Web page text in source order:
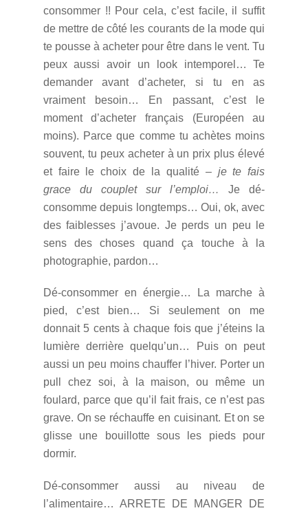
consommer !! Pour cela, c’est facile, il suffit
de mettre de côté les courants de la mode qui
te pousse à acheter pour être dans le vent. Tu
peux aussi avoir un look intemporel… Te
demander avant d’acheter, si tu en as
vraiment besoin… En passant, c’est le
moment d’acheter français (Européen au
moins). Parce que comme tu achètes moins
souvent, tu peux acheter à un prix plus élevé
et faire le choix de la qualité – je te fais
grace du couplet sur l’emploi…Je dé-
consomme depuis longtemps… Oui, ok, avec
des faiblesses j’avoue. Je perds un peu le
sens des choses quand ça touche à la
photographie, pardon…
Dé-consommer en énergie… La marche à
pied, c’est bien… Si seulement on me
donnait 5 cents à chaque fois que j’éteins la
lumière derrière quelqu’un… Puis on peut
aussi un peu moins chauffer l’hiver. Porter un
pull chez soi, à la maison, ou même un
foulard, parce que qu’il fait frais, ce n’est pas
grave. On se réchauffe en cuisinant. Et on se
glisse une bouillotte sous les pieds pour
dormir.
Dé-consommer aussi au niveau de
l’alimentaire… ARRETE DE MANGER DE